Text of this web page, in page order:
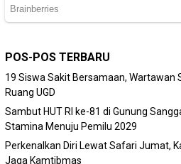
POS-POS TERBARU
19 Siswa Sakit Bersamaan, Wartawan
Ruang UGD
Sambut HUT RI ke-81 di Gunung
Stamina Menuju Pemilu 2029
Perkenalkan Diri Lewat Safari Jumat,
Jaga Kamtibmas